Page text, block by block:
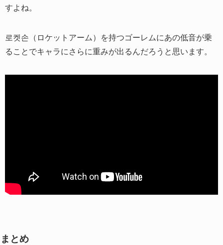
すよね。
로켓손（ロケットアーム）を持つゴーレムにあの低音が乗
ることでキャラにさらに重みが出るんだろうと思います。
まとめ